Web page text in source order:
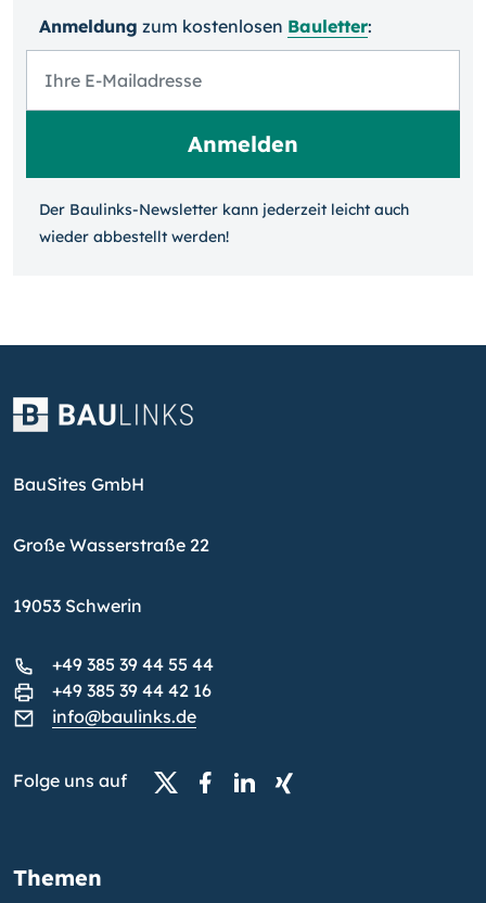
Anmeldung zum kosten­losen Bauletter:
Der Baulinks-Newsletter kann jeder­zeit leicht auch
wieder ab­bestellt werden!
BauSites GmbH
Große Wasserstraße 22
19053 Schwerin
+49 385 39 44 55 44
+49 385 39 44 42 16
info@baulinks.de
Folge uns auf
Themen